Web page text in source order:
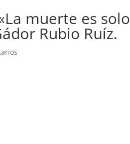
muerte es solo
Rubio Ruíz.